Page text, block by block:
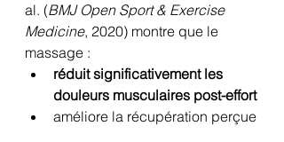
al. (BMJ Open Sport & Exercise
Medicine, 2020) montre que le
massage :
réduit significativement les
douleurs musculaires post-effort
améliore la récupération perçue